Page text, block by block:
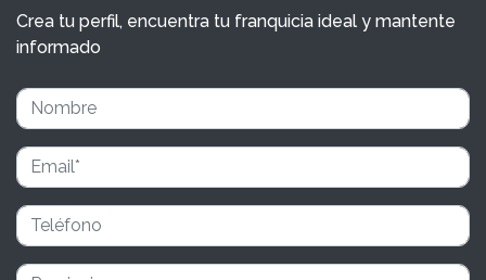
Crea tu perfil, encuentra tu franquicia ideal y mantente
informado